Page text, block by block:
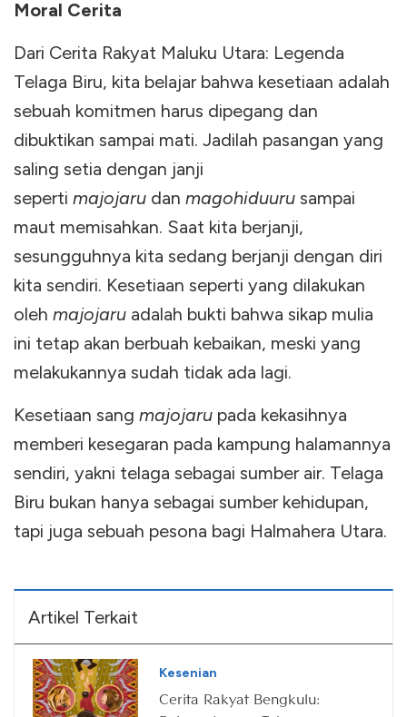
Moral Cerita
Dari Cerita Rakyat Maluku Utara: Legenda
Telaga Biru, kita belajar bahwa kesetiaan adalah
sebuah komitmen harus dipegang dan
dibuktikan sampai mati. Jadilah pasangan yang
saling setia dengan janji
seperti majojaru dan magohiduuru sampai
maut memisahkan. Saat kita berjanji,
sesungguhnya kita sedang berjanji dengan diri
kita sendiri. Kesetiaan seperti yang dilakukan
oleh majojaru adalah bukti bahwa sikap mulia
ini tetap akan berbuah kebaikan, meski yang
melakukannya sudah tidak ada lagi.
Kesetiaan sang majojaru pada kekasihnya
memberi kesegaran pada kampung halamannya
sendiri, yakni telaga sebagai sumber air. Telaga
Biru bukan hanya sebagai sumber kehidupan,
tapi juga sebuah pesona bagi Halmahera Utara.
Artikel Terkait
Kesenian
Cerita Rakyat Bengkulu: